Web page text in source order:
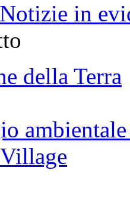
Notizie in
della Terra